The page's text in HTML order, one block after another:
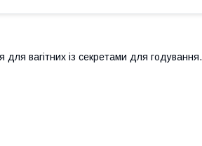
для вагітних із секретами для годування.